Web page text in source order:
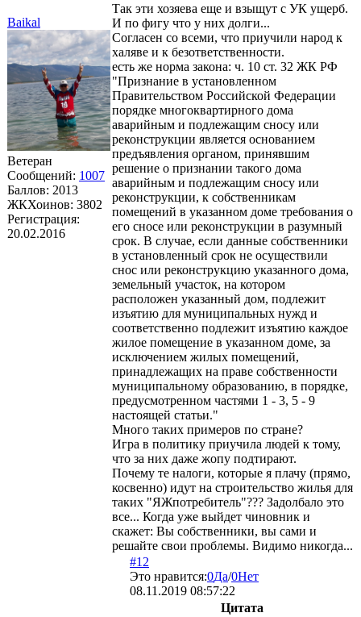
Baikal
Ветеран
Сообщений: 1007
Баллов: 2013
ЖКХоинов: 3802
Регистрация:
20.02.2016
Так эти хозяева еще и взыщут с УК ущерб.
И по фигу что у них долги...
Согласен со всеми, что приучили народ к
халяве и к безответственности.
есть же норма закона: ч. 10 ст. 32 ЖК РФ
"Признание в установленном
Правительством Российской Федерации
порядке многоквартирного дома
аварийным и подлежащим сносу или
реконструкции является основанием
предъявления органом, принявшим
решение о признании такого дома
аварийным и подлежащим сносу или
реконструкции, к собственникам
помещений в указанном доме требования о
его сносе или реконструкции в разумный
срок. В случае, если данные собственники
в установленный срок не осуществили
снос или реконструкцию указанного дома,
земельный участок, на котором
расположен указанный дом, подлежит
изъятию для муниципальных нужд и
соответственно подлежит изъятию каждое
жилое помещение в указанном доме, за
исключением жилых помещений,
принадлежащих на праве собственности
муниципальному образованию, в порядке,
предусмотренном частями 1 - 3, 5 - 9
настоящей статьи."
Много таких примеров по стране?
Игра в политику приучила людей к тому,
что за них даже жопу подтирают.
Почему те налоги, которые я плачу (прямо,
косвенно) идут на строительство жилья для
таких "ЯЖпотребитель"??? Задолбало это
все... Когда уже выйдет чиновник и
скажет: Вы собственники, вы сами и
решайте свои проблемы. Видимо никогда...
#12
Это нравится:0Да/0Нет
08.11.2019 08:57:22
Цитата